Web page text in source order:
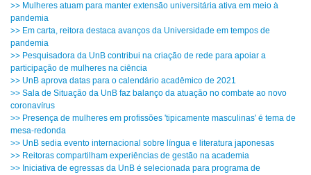
>> Mulheres atuam para manter extensão universitária ativa em meio à
pandemia
>> Em carta, reitora destaca avanços da Universidade em tempos de
pandemia
>> Pesquisadora da UnB contribui na criação de rede para apoiar a
participação de mulheres na ciência
>> UnB aprova datas para o calendário acadêmico de 2021
>> Sala de Situação da UnB faz balanço da atuação no combate ao novo
coronavírus
>> Presença de mulheres em profissões 'tipicamente masculinas' é tema de
mesa-redonda
>> UnB sedia evento internacional sobre língua e literatura japonesas
>> Reitoras compartilham experiências de gestão na academia
>> Iniciativa de egressas da UnB é selecionada para programa de